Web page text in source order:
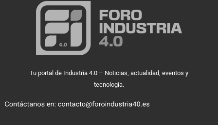
Tu portal de Industria 4.0 – Noticias, actualidad, eventos y
tecnología.